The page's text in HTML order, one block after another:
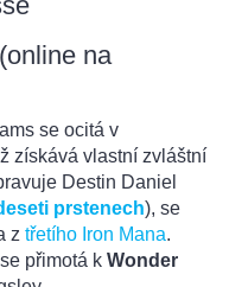
na
se ocitá v
získává vlastní zvláštní
Destin Daniel
prstenech), se
z třetího Iron Mana.
přimotá k Wonder